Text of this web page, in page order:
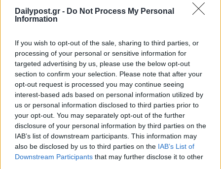
Dailypost.gr - Do Not Process My Personal
Information
If you wish to opt-out of the sale, sharing to third parties, or
processing of your personal or sensitive information for
targeted advertising by us, please use the below opt-out
section to confirm your selection. Please note that after your
opt-out request is processed you may continue seeing
interest-based ads based on personal information utilized by
us or personal information disclosed to third parties prior to
your opt-out. You may separately opt-out of the further
disclosure of your personal information by third parties on the
IAB’s list of downstream participants. This information may
also be disclosed by us to third parties on the IAB’s List of
Downstream Participants that may further disclose it to other